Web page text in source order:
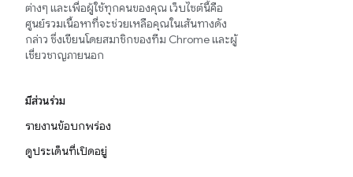
ต่างๆ และเพื่อผู้ใช้ทุกคนของคุณ เว็บไซต์นี้คือ
ศูนย์รวมเนื้อหาที่จะช่วยเหลือคุณในเส้นทางดัง
กล่าว ซึ่งเขียนโดยสมาชิกของทีม Chrome และผู้
เชี่ยวชาญภายนอก
มีส่วนร่วม
รายงานข้อบกพร่อง
ดูประเด็นที่เปิดอยู่